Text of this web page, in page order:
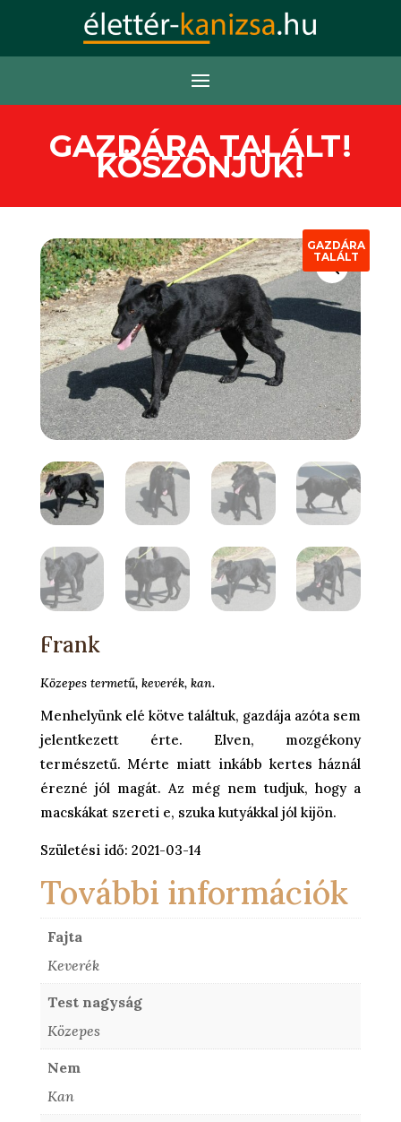
GAZDÁRA TALÁLT!
KÖSZÖNJÜK!
Frank
Közepes termetű, keverék, kan.
Menhelyünk elé kötve találtuk, gazdája azóta sem
jelentkezett érte. Elven, mozgékony
természetű. Mérte miatt inkább kertes háznál
érezné jól magát. Az még nem tudjuk, hogy a
macskákat szereti e, szuka kutyákkal jól kijön.
Születési idő: 2021-03-14
További információk
Fajta
Keverék
Test nagyság
Közepes
Nem
Kan
GAZDÁRA
TALÁLT